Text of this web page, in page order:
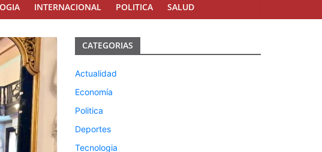
INTERNACIONAL POLITICA SALUD
CATEGORIAS
Actualidad
Economía
Politica
Deportes
Tecnologia